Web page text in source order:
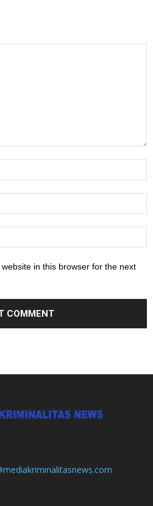
in this browser for the next